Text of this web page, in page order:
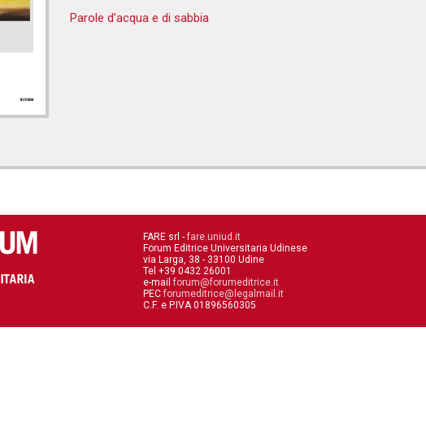
Parole d'acqua e di sabbia
FARE srl - fare.uniud.it
Forum Editrice Universitaria Udinese
via Larga, 38 - 33100 Udine
Tel +39 0432 26001
e-mail forum@forumeditrice.it
PEC forumeditrice@legalmail.it
C.F. e P.IVA 01896560305